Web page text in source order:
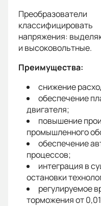
напряжения:
и высоковольтные.
Преимущества:
снижение
обеспечение
двигателя;
повышение
промышленного
обеспечение
процессов;
интеграция в
остановки
регулируемое
торможения от